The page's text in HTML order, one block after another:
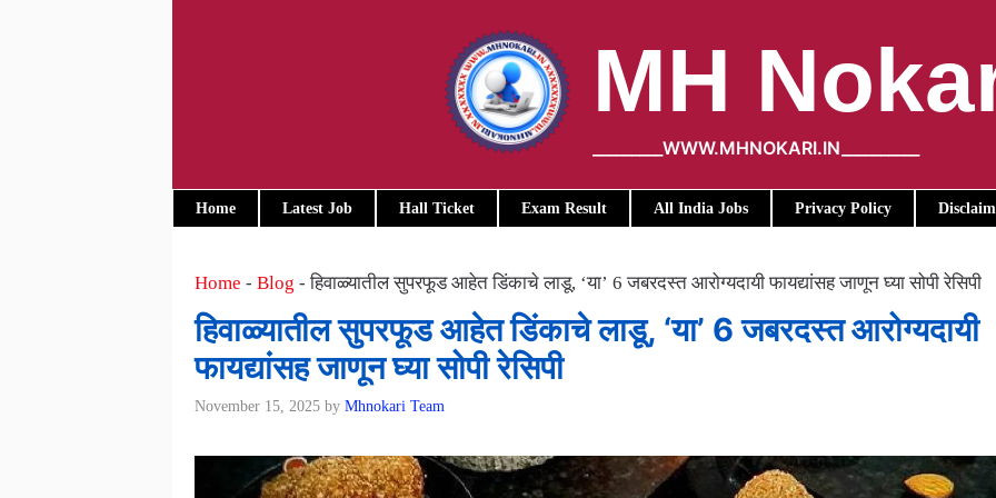
MH
_________WWW.MHNOKARI.IN__________
Home Latest Job Hall Ticket Exam Result All India Jobs Privacy Policy
Home - Blog -हिवाळ्यातील सुपरफूड आहेत डिंकाचे लाडू, ‘या’ 6 जबरदस्त आरोग्यदायी फायद्यांसह जाणून घ्या सोपी रेसिपी
हिवाळ्यातील सुपरफूड आहेत डिंकाचे लाडू, ‘या’ 6 जबरदस्त आरोग्यदायी
फायद्यांसह जाणून घ्या सोपी रेसिपी
November 15, 2025 by Mhnokari Team